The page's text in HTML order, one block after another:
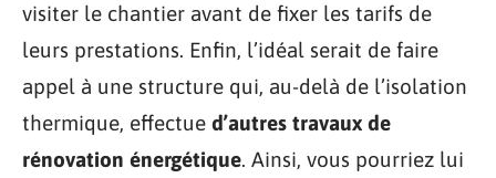
visiter le chantier avant de fixer les tarifs de
leurs prestations. Enfin, l’idéal serait de faire
appel à une structure qui, au-delà de l’isolation
thermique, effectue d’autres travaux de
rénovation énergétique. Ainsi, vous pourriez lui